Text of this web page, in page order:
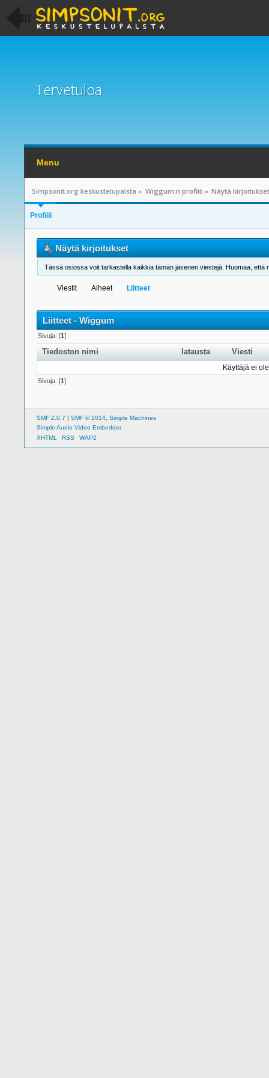
Tervetuloa
Menu
Simpsonit.org keskustelupalsta » Wiggum:n profiili » Näytä
Profiili
Näytä kirjoitukset
Tässä osiossa voit tarkastella kaikkia tämän jäsenen viestejä. Huomaa, että
Viestit Aiheet Liitteet
Liitteet - Wiggum
Sivuja: [1]
Tiedoston nimi latausta Viesti
Käyttäjä ei
Sivuja: [1]
SMF 2.0.7 | SMF © 2014 Simple Machines
Simple Audio Video Embedder
XHTML
RSS WAP2